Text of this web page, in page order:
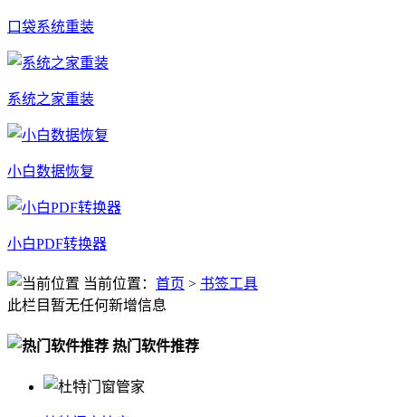
口袋系统重装
系统之家重装
小白数据恢复
小白PDF转换器
当前位置： 首页 > 书签工具
此栏目暂无任何新增信息
热门软件推荐